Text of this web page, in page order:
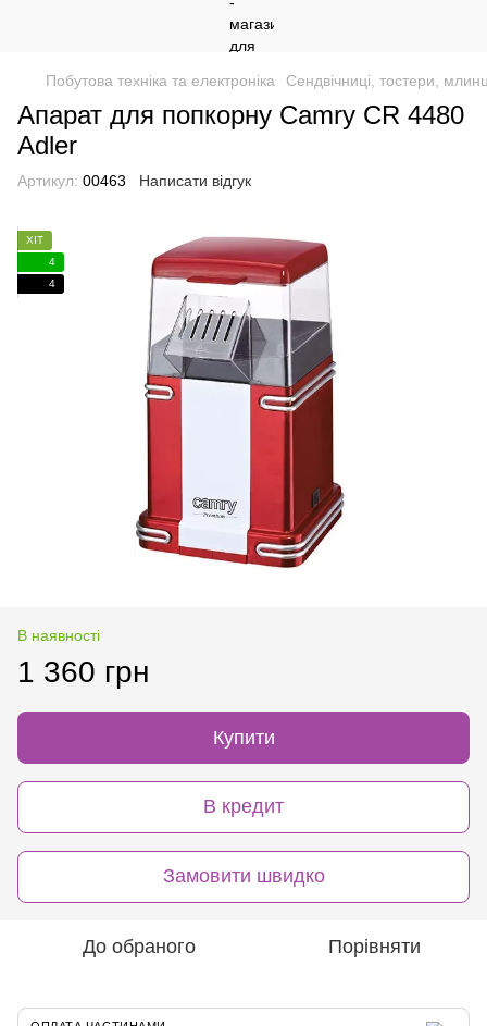
Побутова техніка та електроніка Сендвічниці, тостери,
Апарат для попкорну Camry CR 4480
Adler
Артикул: 00463 Написати відгук
ХІТ
4
4
В наявності
1 360 грн
Купити
В кредит
Замовити швидко
До обраного Порівняти